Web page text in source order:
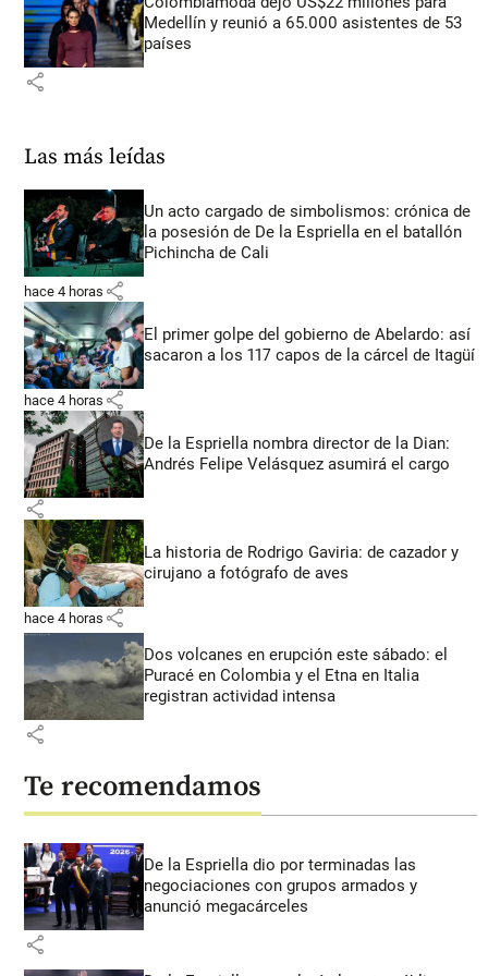
Medellín y reunió a 65.000 asistentes de 53
países
share
Las más leídas
Un acto cargado de simbolismos: crónica de
la posesión de De la Espriella en el batallón
Pichincha de Cali
hace 4 horas share
El primer golpe del gobierno de Abelardo: así
sacaron a los 117 capos de la cárcel de Itagüí
hace 4 horas share
De la Espriella nombra director de la Dian:
Andrés Felipe Velásquez asumirá el cargo
share
La historia de Rodrigo Gaviria: de cazador y
cirujano a fotógrafo de aves
hace 4 horas share
Dos volcanes en erupción este sábado: el
Puracé en Colombia y el Etna en Italia
registran actividad intensa
share
Te recomendamos
De la Espriella dio por terminadas las
negociaciones con grupos armados y
anunció megacárceles
share